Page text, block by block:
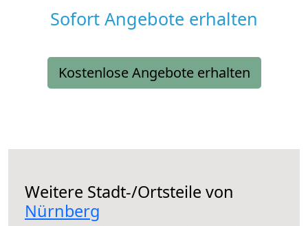
Sofort Angebote erhalten
Kostenlose Angebote erhalten
Weitere Stadt-/Ortsteile von
Nürnberg